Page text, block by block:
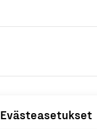
Evästeasetukset